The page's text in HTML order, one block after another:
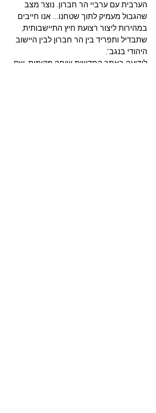
הערבית עם ערביי הר חברון. נוצר מצב
שהגבול מעמיק לתוך שטחנו... אנו חייבים
במהירות ליצור רצועת חיץ התיישבותית,
שתבדיל ותפריד בין הר חברון לבין היישוב
היהודי בנגב".
לידיעה באתר החדשות שיחה מקומית, שם